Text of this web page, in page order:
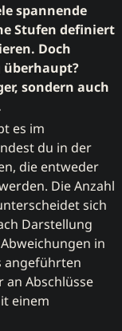
spannende
Stufen definiert
Doch
überhaupt?
sondern auch
es im
du in der
die entweder
Die Anzahl
sich
Darstellung
in
angeführten
an Abschlüsse
einem